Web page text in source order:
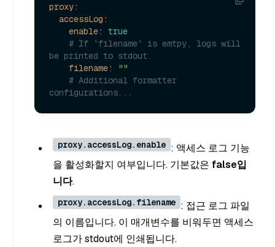
proxy:
accessLog:
enable:
true
# If `filename` is emtpy, logs will
be printed to stdout.
filename:
""
# Additional formatter
configurations...
proxy.accessLog.enable : 액세스 로그 기능
을 활성화할지 여부입니다. 기본값은 false입
니다.
proxy.accessLog.filename : 접근 로그 파일
의 이름입니다. 이 매개변수를 비워두면 액세스
로그가 stdout에 인쇄됩니다.